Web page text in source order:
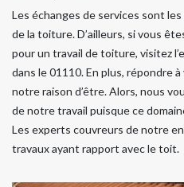
Les échanges de services sont
de la toiture. D’ailleurs, si vous
pour un travail de toiture, visitez
dans le 01110. En plus, répondre
notre raison d’être. Alors, nous
de notre travail puisque ce
Les experts couvreurs de notre
travaux ayant rapport avec le toit.